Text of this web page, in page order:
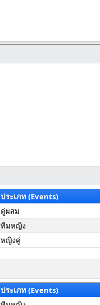
ประเภท (Events)
คู่ผสม
ทีมหญิง
หญิงคู่
ประเภท (Events)